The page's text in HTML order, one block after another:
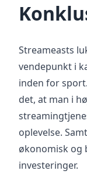
Streameasts
vendepunkt i
inden for
det, at man i
oplevelse.
økonomisk og
investeringer.